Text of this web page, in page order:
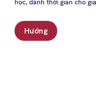
học, dành thời gian cho
Hướng